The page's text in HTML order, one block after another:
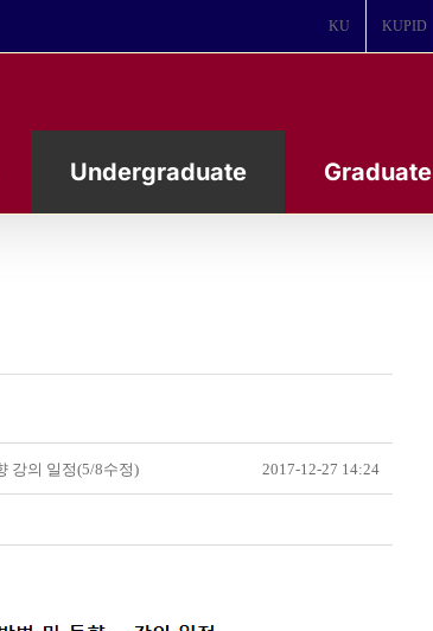
KU KUPID
Undergraduate Graduate
강의 일정(5/8수정) 2017-12-27 14:24